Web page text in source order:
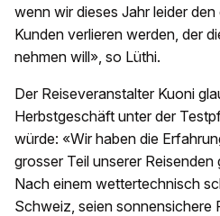
wenn wir dieses Jahr leider
Kunden verlieren werden, der
nehmen will», so Lüthi.
Der Reiseveranstalter Kuoni
Herbstgeschäft unter der
würde: «Wir haben die
grosser Teil unserer Reisenden
Nach einem wettertechnisch
Schweiz, seien sonnensichere